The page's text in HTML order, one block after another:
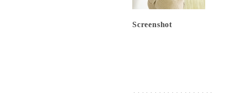
Screenshot